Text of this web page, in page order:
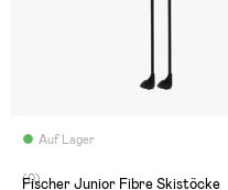
Auf Lager
(0)
Fischer Junior Fibre Skistöcke